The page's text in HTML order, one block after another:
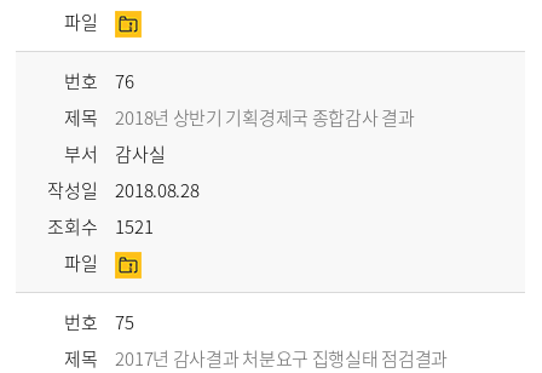
파일
번호
76
제목
2018년 상반기 기획경제국 종합감사 결과
부서
감사실
작성일
2018.08.28
조회수
1521
파일
번호
75
제목
2017년 감사결과 처분요구 집행실태 점검결과